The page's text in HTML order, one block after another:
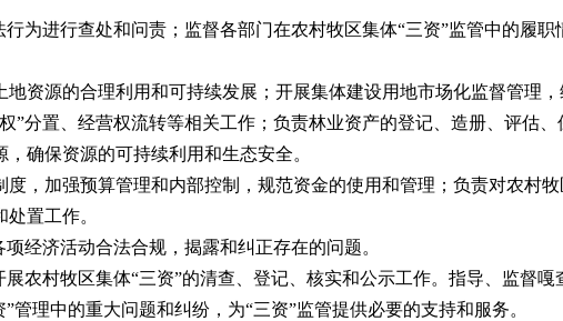
进行查处和问责；监督各部门在农村牧区集体“三资”监管中的履职
源的合理利用和可持续发展；开展集体建设用地市场化监督管理，
置、经营权流转等相关工作；负责林业资产的登记、造册、评估、
确保资源的可持续利用和生态安全。
加强预算管理和内部控制，规范资金的使用和管理；负责对农村牧
置工作。
济活动合法合规，揭露和纠正存在的问题。
村牧区集体“三资”的清查、登记、核实和公示工作。指导、监督嘎
理中的重大问题和纠纷，为“三资”监管提供必要的支持和服务。